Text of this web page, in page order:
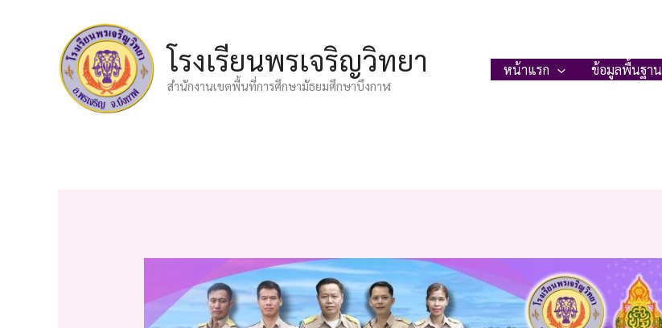
โรงเรียนพรเจริญวิทยา
สำนักงานเขตพื้นที่การศึกษามัธยมศึกษาบึงกาฬ
หน้าแรก ข้อมูลพื้นฐาน